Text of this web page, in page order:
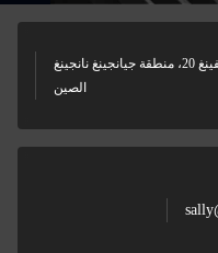
غرفة 1005، شارع سونغفينغ 20، منطقة جيانجينغ نانجينغ